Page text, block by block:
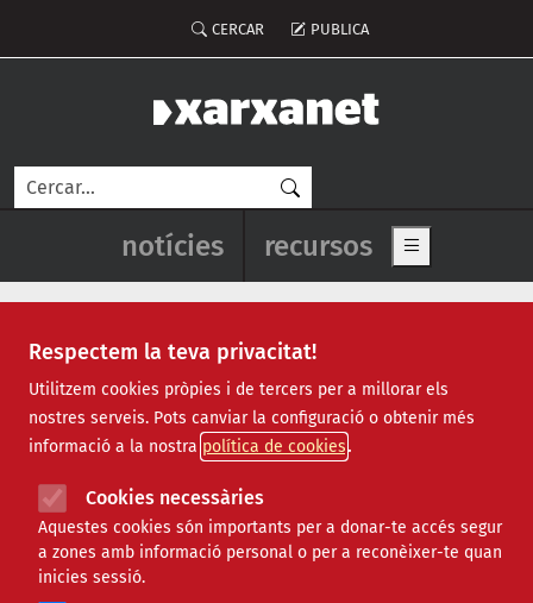
Respectem la teva privacitat!
Utilitzem cookies pròpies i de tercers per a millorar els
nostres serveis. Pots canviar la configuració o obtenir més
informació a la nostra política de cookies
Cookies necessàries
Aquestes cookies són importants per a donar-te accés segur
a zones amb informació personal o per a reconèixer-te quan
inicies sessió.
Menú del compte d'usuari
CERCAR PUBLICA
Cerca
Navegació principal de
notícies recursos Show main
Notícies
Totes | Ambiental | Comunitari | Cultural | Social
|
Internacional | Projectes | Jurídic | Tecnològic
Formació
Àmbit de la notícia
COMUNITARI